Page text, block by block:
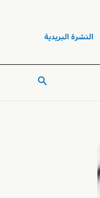
النشرة البريدية
البحث